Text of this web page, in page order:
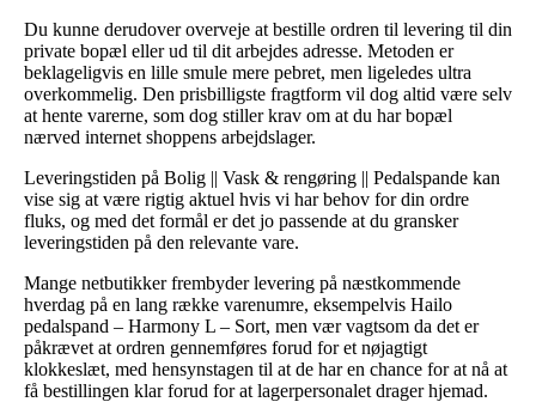
Du kunne derudover overveje at bestille ordren til levering til din
private bopæl eller ud til dit arbejdes adresse. Metoden er
beklageligvis en lille smule mere pebret, men ligeledes ultra
overkommelig. Den prisbilligste fragtform vil dog altid være selv
at hente varerne, som dog stiller krav om at du har bopæl
nærved internet shoppens arbejdslager.
Leveringstiden på Bolig || Vask & rengøring || Pedalspande kan
vise sig at være rigtig aktuel hvis vi har behov for din ordre
fluks, og med det formål er det jo passende at du gransker
leveringstiden på den relevante vare.
Mange netbutikker frembyder levering på næstkommende
hverdag på en lang række varenumre, eksempelvis Hailo
pedalspand – Harmony L – Sort, men vær vagtsom da det er
påkrævet at ordren gennemføres forud for et nøjagtigt
klokkeslæt, med hensynstagen til at de har en chance for at nå at
få bestillingen klar forud for at lagerpersonalet drager hjemad.